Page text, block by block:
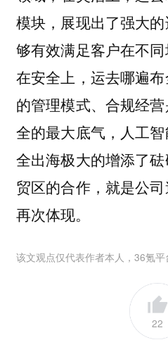
模块，展现出了强大
够有效满足客户在不
在安全上，运去哪遍
的管理模式、合规经
全的最大底气，人工
全出海极大的增添了
贸区的合作，就是公
再次体现。
该文观点仅代表作者本人，36氪平
22